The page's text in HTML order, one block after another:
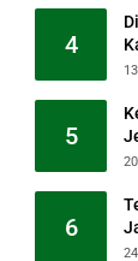
4
5
6